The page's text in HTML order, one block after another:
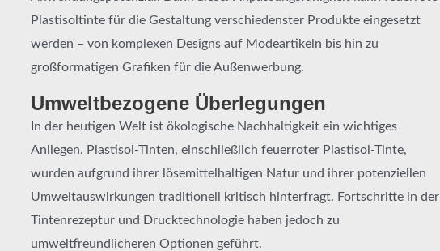
Plastisoltinte für die Gestaltung verschiedenster Produkte eingesetzt
werden – von komplexen Designs auf Modeartikeln bis hin zu
großformatigen Grafiken für die Außenwerbung.
Umweltbezogene Überlegungen
In der heutigen Welt ist ökologische Nachhaltigkeit ein wichtiges
Anliegen. Plastisol-Tinten, einschließlich feuerroter Plastisol-Tinte,
wurden aufgrund ihrer lösemittelhaltigen Natur und ihrer potenziellen
Umweltauswirkungen traditionell kritisch hinterfragt. Fortschritte in der
Tintenrezeptur und Drucktechnologie haben jedoch zu
umweltfreundlicheren Optionen geführt.